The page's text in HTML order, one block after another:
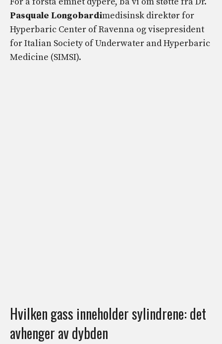
Pasquale Longobardimedisinsk direktør for
Hyperbaric Center of Ravenna og visepresident
for Italian Society of Underwater and Hyperbaric
Medicine (SIMSI).
Hvilken gass inneholder sylindrene: det
avhenger av dybden